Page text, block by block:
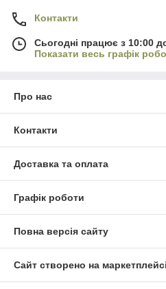
Контакти
Сьогодні працює з 10:00
Показати весь графік
Про нас
Контакти
Доставка та оплата
Графік роботи
Повна версія сайту
Сайт створено на маркетплейсі